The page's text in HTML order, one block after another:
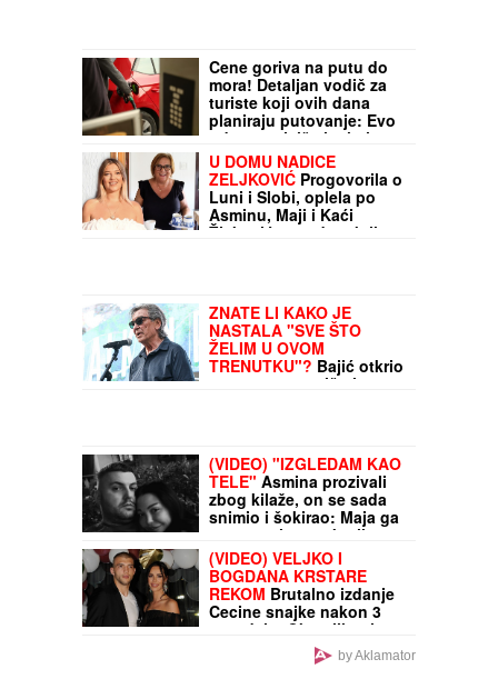
Cene goriva na putu do
mora! Detaljan vodič za
turiste koji ovih dana
planiraju putovanje: Evo
gde se najviše isplati
sipati, a gde ćete
najskuplje proći
U DOMU NADICE
ZELJKOVIĆ Progovorila o
Luni i Slobi, oplela po
Asminu, Maji i Kaći
Živković, a onda otkrila
ZNATE LI KAKO JE
NASTALA "SVE ŠTO
ŽELIM U OVOM
TRENUTKU"? Bajić otkrio
neverovatnu priču iza
(VIDEO) "IZGLEDAM KAO
TELE" Asmina prozivali
zbog kilaže, on se sada
snimio i šokirao: Maja ga
momentalno prekorila
(VIDEO) VELJKO I
BOGDANA KRSTARE
REKOM Brutalno izdanje
Cecine snajke nakon 3
porođaja: Oko njih raj, a
njene vitke noge
oduzimaju dah
by Aklamator